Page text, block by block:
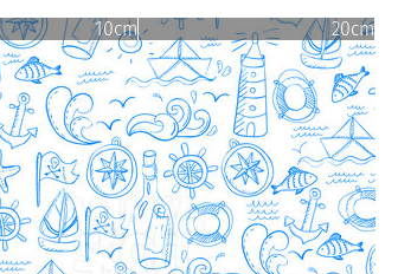
10cm 20cm